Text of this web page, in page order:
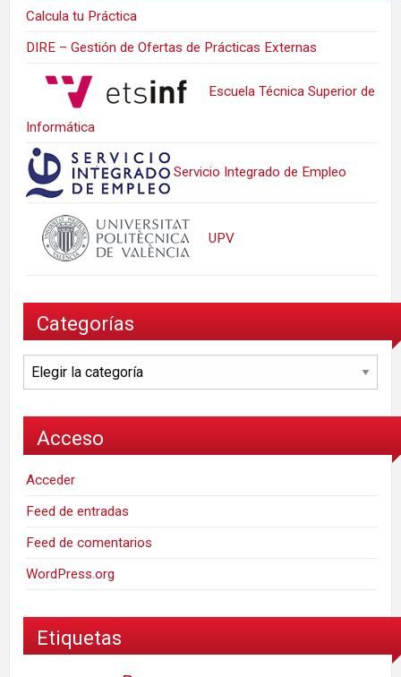
Calcula tu Práctica
DIRE – Gestión de Ofertas de Prácticas Externas
Escuela Técnica Superior de
Informática
Servicio Integrado de Empleo
UPV
Categorías
Categorías
Acceso
Acceder
Feed de entradas
Feed de comentarios
WordPress.org
Etiquetas